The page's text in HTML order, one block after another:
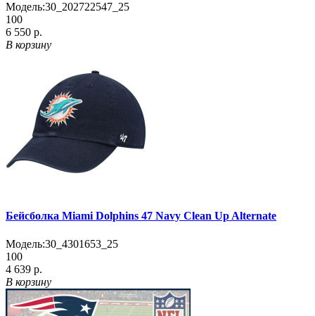
Модель:30_202722547_25
100
6 550 р.
В корзину
Бейсболка Miami Dolphins 47 Navy Clean Up Alternate
Модель:30_4301653_25
100
4 639 р.
В корзину